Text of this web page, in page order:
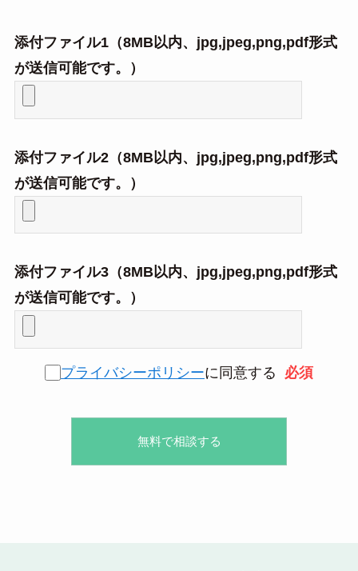
添付ファイル1（8MB以内、jpg,jpeg,png,pdf形式
が送信可能です。）
添付ファイル2（8MB以内、jpg,jpeg,png,pdf形式
が送信可能です。）
添付ファイル3（8MB以内、jpg,jpeg,png,pdf形式
が送信可能です。）
プライバシーポリシーに同意する 必須